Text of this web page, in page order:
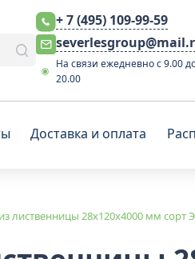
+ 7 (495) 109-99-59
На связи ежедневно с 9.00
20.00
Доставка и оплата
лиственницы 28x120x4000 мм сорт